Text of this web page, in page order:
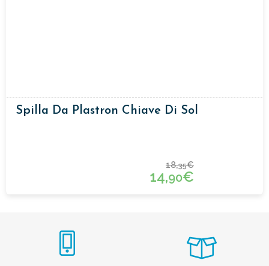
Spilla Da Plastron Chiave Di Sol
18,35€
14,90€